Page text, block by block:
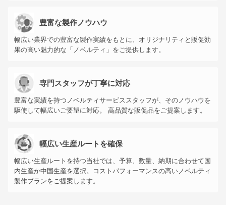
豊富な製作ノウハウ
幅広い業界での豊富な製作実績をもとに、オリジナリティと販促効
果の高い魅力的な「ノベルティ」をご提供します。
専門スタッフが丁寧に対応
豊富な実績を持つノベルティサービススタッフが、そのノウハウを
駆使して幅広いご要望に対応。 高品質な販促品をご提案します。
幅広い生産ルートを確保
幅広い生産ルートを持つ当社では、予算、数量、納期に合わせて国
内生産か中国生産を選択。コストパフォーマンスの高いノベルティ
製作プランをご提案します。